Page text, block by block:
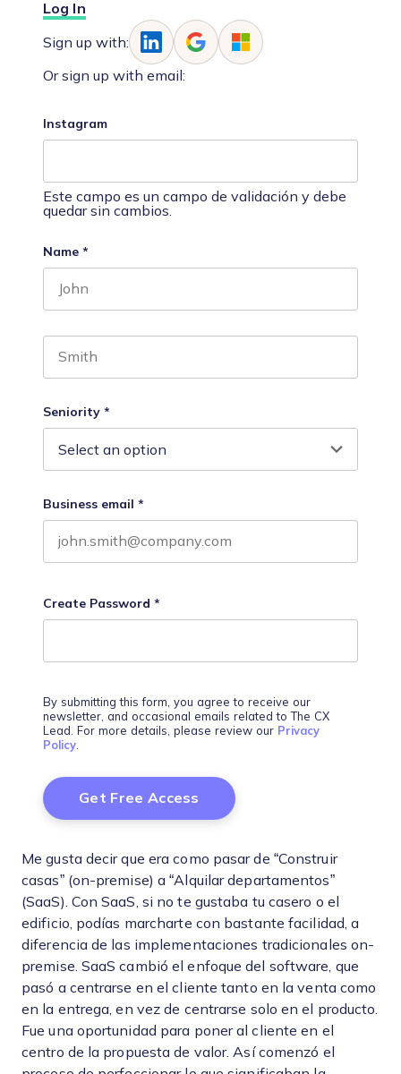
Log In
Sign up with:
Or sign up with email:
Instagram
Este campo es un campo de validación y debe
quedar sin cambios.
Name *
Seniority *
Business email *
Create Password *
By submitting this form, you agree to receive our
newsletter, and occasional emails related to The CX
Lead. For more details, please review our Privacy
Policy.
Me gusta decir que era como pasar de “Construir
casas” (on-premise) a “Alquilar departamentos”
(SaaS). Con SaaS, si no te gustaba tu casero o el
edificio, podías marcharte con bastante facilidad, a
diferencia de las implementaciones tradicionales on-
premise. SaaS cambió el enfoque del software, que
pasó a centrarse en el cliente tanto en la venta como
en la entrega, en vez de centrarse solo en el producto.
Fue una oportunidad para poner al cliente en el
centro de la propuesta de valor. Así comenzó el